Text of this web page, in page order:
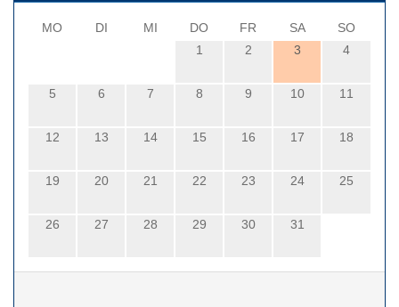
MO DI MI DO FR SA
SO
1
2 3 4
5 6 7 8 9 10 11
12 13 14 15 16 17 18
19 20 21 22 23 24 25
26 27 28 29 30 31